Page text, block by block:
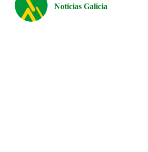
Noticias Galicia